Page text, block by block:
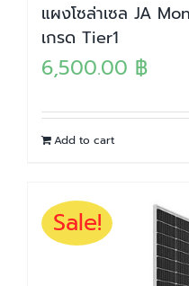
แผงโซล่าเซล JA
เกรด Tier1
6,500.00 ฿
Add to cart
Sale!